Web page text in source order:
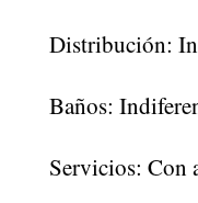
Distribución:
Baños:
Servicios: Con